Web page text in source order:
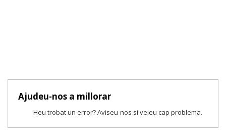
Ajudeu-nos a millorar
Heu trobat un error? Aviseu-nos si veieu cap problema.